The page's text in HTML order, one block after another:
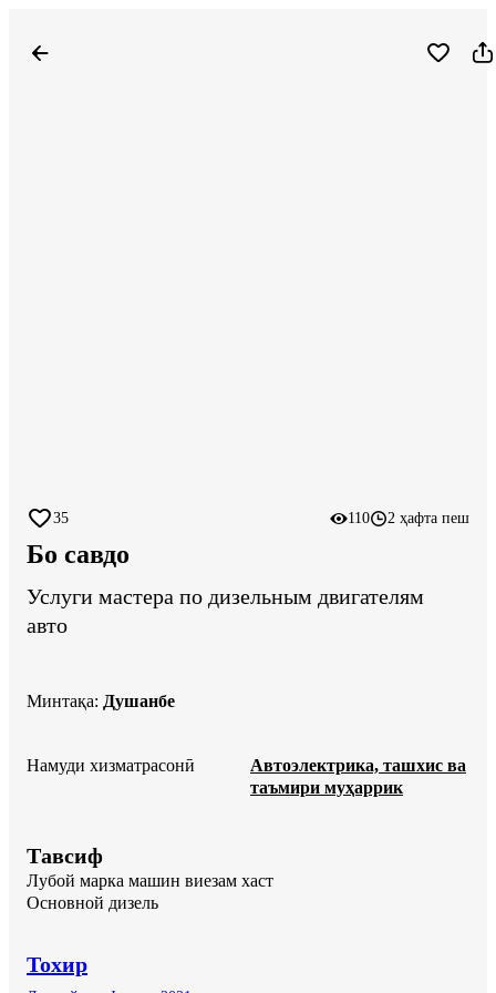
35 110 2 ҳафта пеш
Бо савдо
Услуги мастера по дизельным двигателям
авто
Минтақа: Душанбе
Намуди хизматрасонӣ
Автоэлектрика, ташхис ва
таъмири муҳаррик
Тавсиф
Лубой марка машин виезам хаст
Основной дизель
Тохир